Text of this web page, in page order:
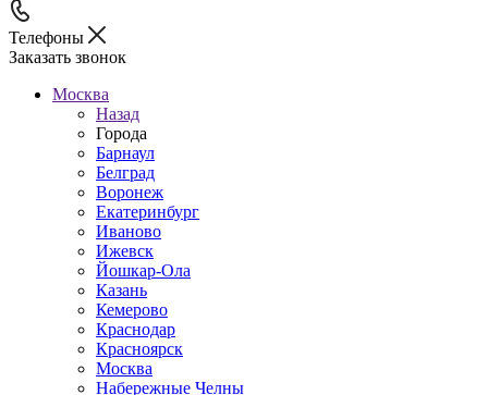
Телефоны
Заказать звонок
Москва
Назад
Города
Барнаул
Белград
Воронеж
Екатеринбург
Иваново
Ижевск
Йошкар-Ола
Казань
Кемерово
Краснодар
Красноярск
Москва
Набережные Челны